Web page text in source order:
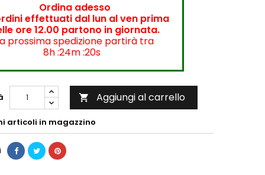
Ordina adesso
effettuati dal lun al ven prima
ore 12.00 partono in giornata.
prossima spedizione partirà tra
8h :24m :20s
 Aggiungi al carrello
articoli in magazzino